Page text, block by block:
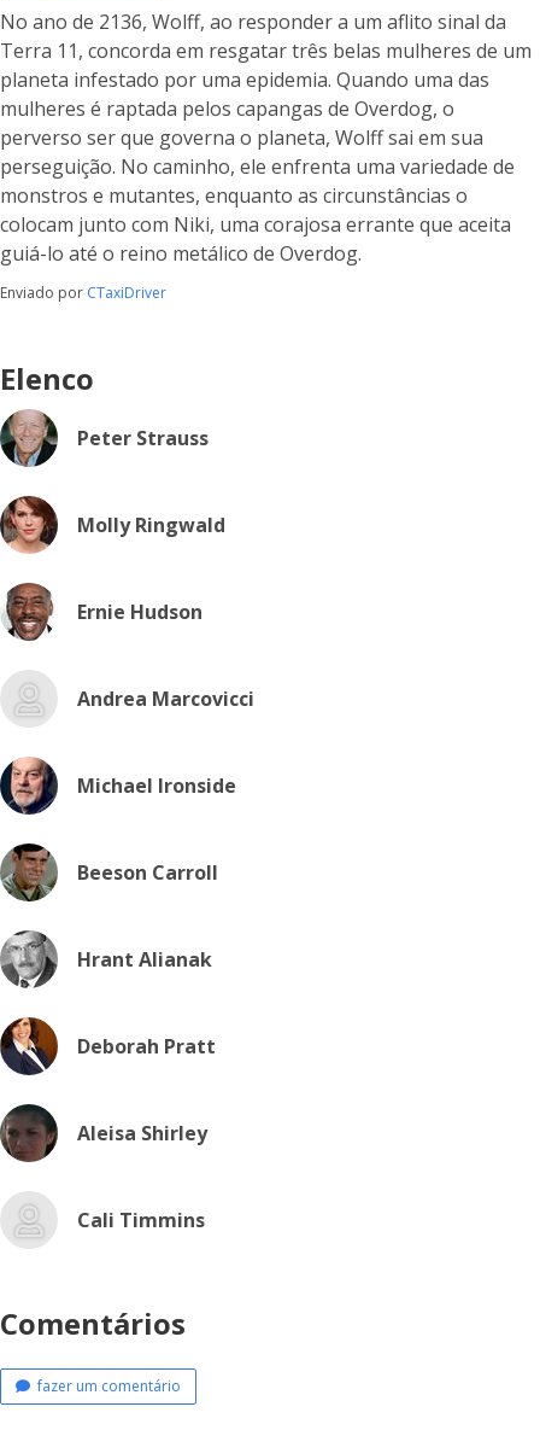
No ano de 2136, Wolff, ao responder a um aflito sinal da
Terra 11, concorda em resgatar três belas mulheres de um
planeta infestado por uma epidemia. Quando uma das
mulheres é raptada pelos capangas de Overdog, o
perverso ser que governa o planeta, Wolff sai em sua
perseguição. No caminho, ele enfrenta uma variedade de
monstros e mutantes, enquanto as circunstâncias o
colocam junto com Niki, uma corajosa errante que aceita
guiá-lo até o reino metálico de Overdog.
Enviado por CTaxiDriver
Elenco
Peter Strauss
Molly Ringwald
Ernie Hudson
Andrea Marcovicci
Michael Ironside
Beeson Carroll
Hrant Alianak
Deborah Pratt
Aleisa Shirley
Cali Timmins
Comentários
fazer um comentário